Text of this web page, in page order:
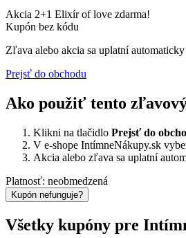
Akcia 2+1 Elixír of love zdarma!
Kupón bez kódu
Zľava alebo akcia sa uplatní
Prejsť do obchodu
Ako použiť tento
Klikni na tlačidlo Prejsť do
V e-shope IntímneNákupy.sk
Akcia alebo zľava sa uplatní
Platnosť: neobmedzená
Kupón nefunguje?
Všetky kupóny pre